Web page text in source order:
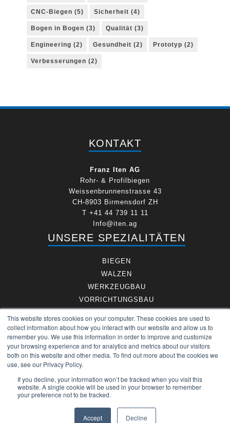
This website stores cookies on your computer. These cookies are used to
collect information about how you interact with our website and allow us to
remember you. We use this information in order to improve and customize
your browsing experience and for analytics and metrics about our visitors
both on this website and other media. To find out more about the cookies we
use, see our Privacy Policy.
If you decline, your information won’t be tracked when you visit this
website. A single cookie will be used in your browser to remember
your preference not to be tracked.
Accept Decline
CNC-Biegen(5) Sicherheit(4)
Bogen in Bogen(3) Qualität(3)
Engineering(2) Gesundheit(2) Prototyp(2)
Verbesserungen(2)
KONTAKT
Franz Iten AG
Rohr- & Profilbiegen
Weissenbrunnenstrasse 43
CH-8903 Birmensdorf ZH
T +41 44 739 11 11
Info@iten.ag
UNSERE SPEZIALITÄTEN
BIEGEN
WALZEN
WERKZEUGBAU
VORRICHTUNGSBAU
LEGIERUNGEN
FRANZ ITEN AG
IMPRESSUM
AGB`s
KONTAKT